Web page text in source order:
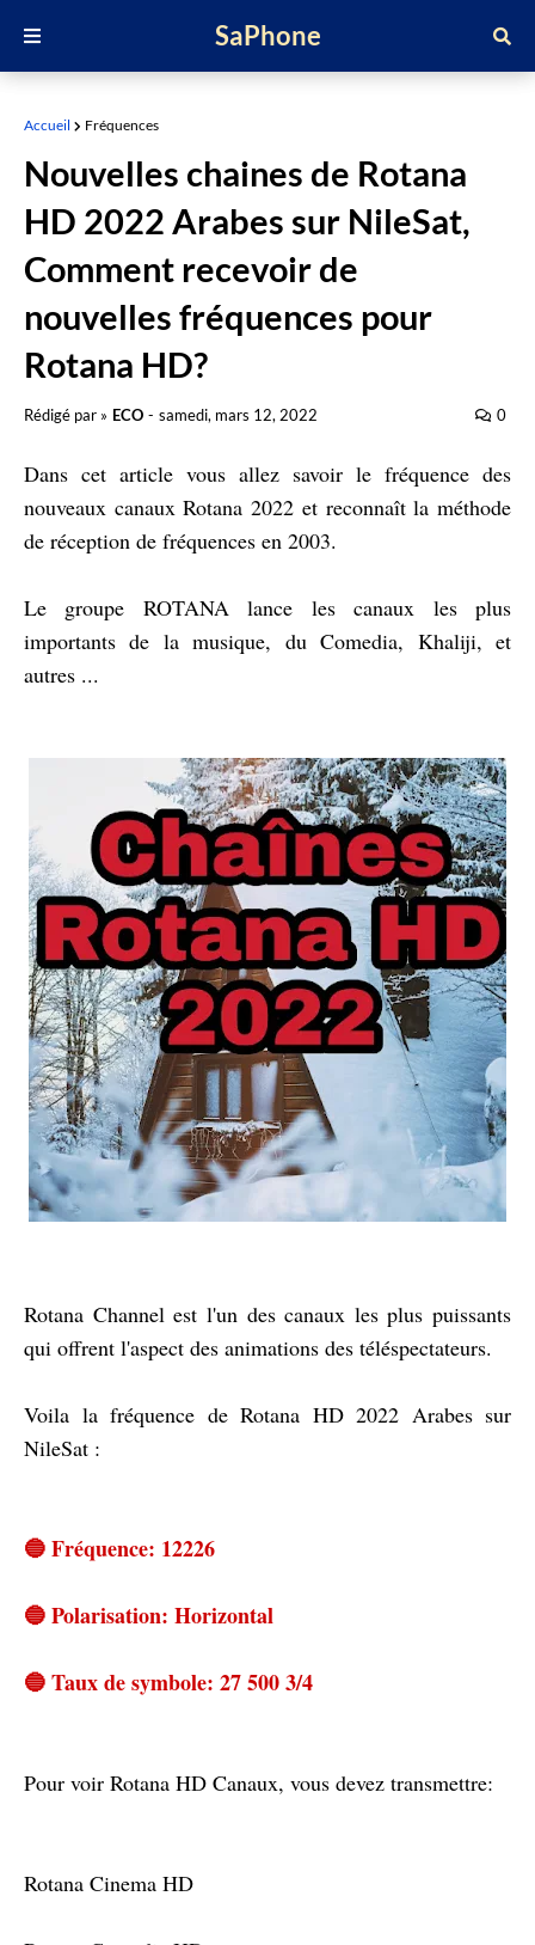
SaPhone
Accueil Fréquences
Nouvelles chaines de Rotana
HD 2022 Arabes sur NileSat,
Comment recevoir de
nouvelles fréquences pour
Rotana HD?
Rédigé par » ECO - samedi, mars 12, 2022 0
Dans cet article vous allez savoir le fréquence des
nouveaux canaux Rotana 2022 et reconnaît la méthode
de réception de fréquences en 2003.
Le groupe ROTANA lance les canaux les plus
importants de la musique, du Comedia, Khaliji, et
autres ...
Rotana Channel est l'un des canaux les plus puissants
qui offrent l'aspect des animations des téléspectateurs.
Voila la fréquence de Rotana HD 2022 Arabes sur
NileSat :
🔵 Fréquence: 12226
🔵 Polarisation: Horizontal
🔵 Taux de symbole: 27 500 3/4
Pour voir Rotana HD Canaux, vous devez transmettre:
Rotana Cinema HD